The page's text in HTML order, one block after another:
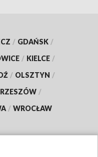
/ GDAŃSK /
/ KIELCE /
/ OLSZTYN /
RZESZÓW /
/ WROCŁAW